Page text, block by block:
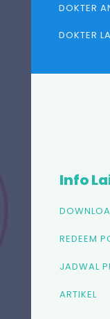
DOKTER
DOKTER
Info
REDEEM
JADWAL
ARTIKEL